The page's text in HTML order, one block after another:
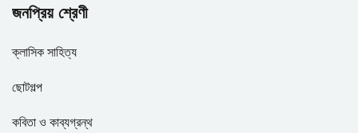
জনপ্রিয় শ্রেণী
ক্লাসিক সাহিত্য
ছোটগল্প
কবিতা ও কাব্যগ্রন্থ